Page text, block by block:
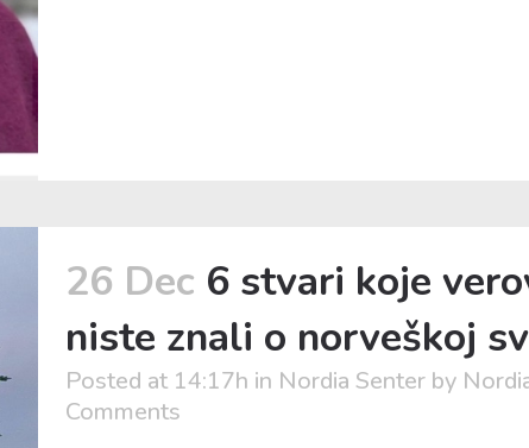
26 Dec 6 stvari koje
niste znali o norveškoj
Posted at 14:17h in Nordia Senter by
Comments